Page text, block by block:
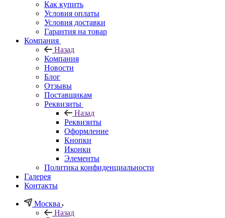
Как купить
Условия оплаты
Условия доставки
Гарантия на товар
Компания
Назад
Компания
Новости
Блог
Отзывы
Поставщикам
Реквизиты
Назад
Реквизиты
Оформление
Кнопки
Иконки
Элементы
Политика конфиденциальности
Галерея
Контакты
Москва
Назад